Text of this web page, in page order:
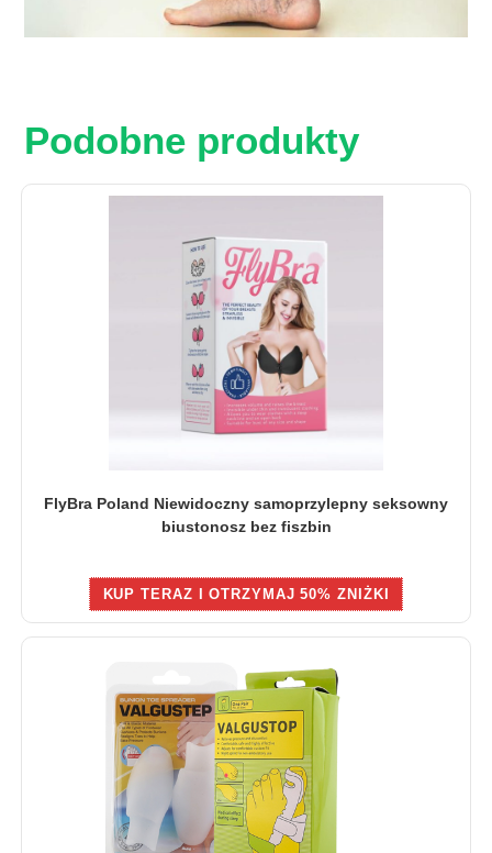
Podobne produkty
FlyBra Poland Niewidoczny samoprzylepny seksowny
biustonosz bez fiszbin
KUP TERAZ I OTRZYMAJ 50% ZNIŻKI